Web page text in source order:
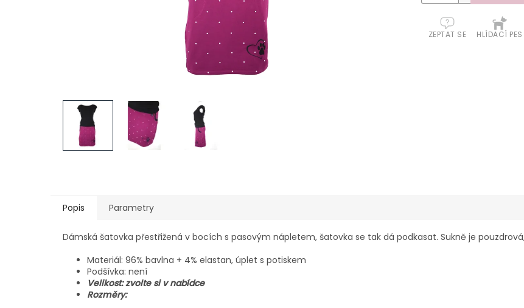
ZEPTAT SE HLÍDACÍ PES
Popis Parametry
Dámská šatovka přestřižená v bocích s pasovým nápletem, šatovka se tak dá podkasat. Sukně je
Materiál: 96% bavlna + 4% elastan, úplet s potiskem
Podšívka: není
Velikost: zvolte si v nabídce
Rozměry: